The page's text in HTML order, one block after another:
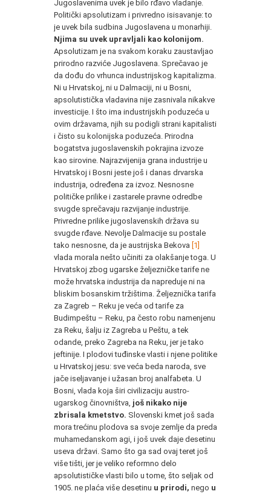
Jugoslavenima uvek je bilo rđavo vladanje.
Politički apsolutizam i privredno isisavanje: to
je uvek bila sudbina Jugoslavena u monarhiji.
Njima su uvek upravljali kao kolonijom.
Apsolutizam je na svakom koraku zaustavljao
prirodno razviće Jugoslavena. Sprečavao je
da dođu do vrhunca industrijskog kapitalizma.
Ni u Hrvatskoj, ni u Dalmaciji, ni u Bosni,
apsolutistička vladavina nije zasnivala nikakve
investicije. I što ima industrijskih poduzeća u
ovim državama, njih su podigli strani kapitalisti
i čisto su kolonijska poduzeća. Prirodna
bogatstva jugoslavenskih pokrajina izvoze
kao sirovine. Najrazvijenija grana industrije u
Hrvatskoj i Bosni jeste još i danas drvarska
industrija, određena za izvoz. Nesnosne
političke prilike i zastarele pravne odredbe
svugde sprečavaju razvijanje industrije.
Privredne prilike jugoslavenskih država su
svugde rđave. Nevolje Dalmacije su postale
tako nesnosne, da je austrijska Bekova [1]
vlada morala nešto učiniti za olakšanje toga. U
Hrvatskoj zbog ugarske željezničke tarife ne
može hrvatska industrija da napreduje ni na
bliskim bosanskim tržištima. Željeznička tarifa
za Zagreb – Reku je veća od tarife za
Budimpeštu – Reku, pa često robu namenjenu
za Reku, šalju iz Zagreba u Peštu, a tek
odande, preko Zagreba na Reku, jer je tako
jeftinije. I plodovi tuđinske vlasti i njene politike
u Hrvatskoj jesu: sve veća beda naroda, sve
jače iseljavanje i užasan broj analfabeta. U
Bosni, vlada koja širi civilizaciju austro-
ugarskog činovništva, još nikako nije
zbrisala kmetstvo. Slovenski kmet još sada
mora trećinu plodova sa svoje zemlje da preda
muhamedanskom agi, i još uvek daje desetinu
useva državi. Samo što ga sad ovaj teret još
više tišti, jer je veliko reformno delo
apsolutističke vlasti bilo u tome, što seljak od
1905. ne plaća više desetinu u prirodi, nego u